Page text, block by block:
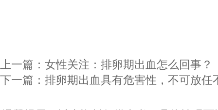
上一篇： 女性关注：排卵期出血怎么回事？
下一篇： 排卵期出血具有危害性，不可放任